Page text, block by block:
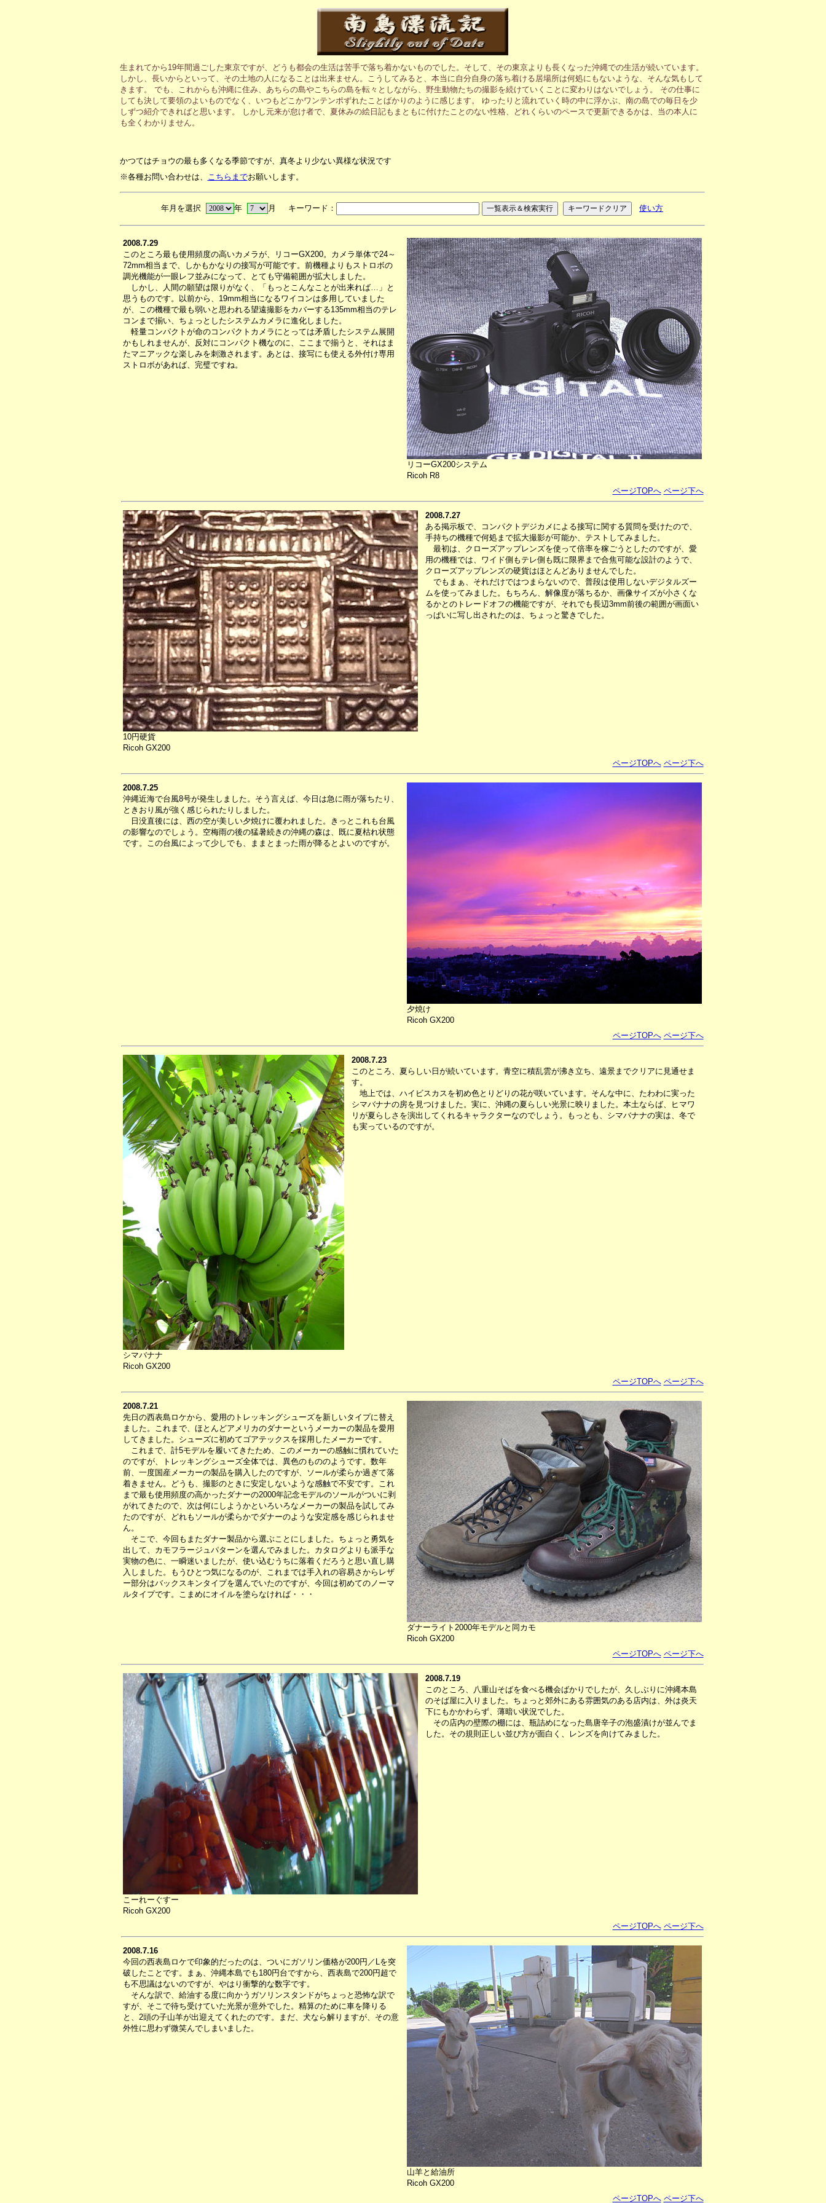
生まれてから19年間過ごした東京ですが、どうも都会の生活は苦手で落ち着かないものでした。そして、その東京よりも長くなった沖縄での生活が続いています。
しかし、長いからといって、その土地の人になることは出来ません。こうしてみると、本当に自分自身の落ち着ける居場所は何処にもないような、そんな気もして
きます。 でも、これからも沖縄に住み、あちらの島やこちらの島を転々としながら、野生動物たちの撮影を続けていくことに変わりはないでしょう。 その仕事に
しても決して要領のよいものでなく、いつもどこかワンテンポずれたことばかりのように感じます。 ゆったりと流れていく時の中に浮かぶ、南の島での毎日を少
しずつ紹介できればと思います。 しかし元来が怠け者で、夏休みの絵日記もまともに付けたことのない性格、どれくらいのペースで更新できるかは、当の本人に
も全くわかりません。
かつてはチョウの最も多くなる季節ですが、真冬より少ない異様な状況です
※各種お問い合わせは、 こちらまでお願いします。
年月を選択 年 月 キーワード： 使い方
2008.7.29
このところ最も使用頻度の高いカメラが、リコーGX200。カメラ単体で24～
72mm相当まで、しかもかなりの接写が可能です。前機種よりもストロボの
調光機能が一眼レフ並みになって、とても守備範囲が拡大しました。
しかし、人間の願望は限りがなく、「もっとこんなことが出来れば…」と
思うものです。以前から、19mm相当になるワイコンは多用していました
が、この機種で最も弱いと思われる望遠撮影をカバーする135mm相当のテレ
コンまで揃い、ちょっとしたシステムカメラに進化しました。
軽量コンパクトが命のコンパクトカメラにとっては矛盾したシステム展開
かもしれませんが、反対にコンパクト機なのに、ここまで揃うと、それはま
たマニアックな楽しみを刺激されます。あとは、接写にも使える外付け専用
ストロボがあれば、完璧ですね。
リコーGX200システム
Ricoh R8
ページTOPへ ページ下へ
10円硬貨
Ricoh GX200
2008.7.27
ある掲示板で、コンパクトデジカメによる接写に関する質問を受けたので、
手持ちの機種で何処まで拡大撮影が可能か、テストしてみました。
最初は、クローズアップレンズを使って倍率を稼ごうとしたのですが、愛
用の機種では、ワイド側もテレ側も既に限界まで合焦可能な設計のようで、
クローズアップレンズの硬貨はほとんどありませんでした。
でもまぁ、それだけではつまらないので、普段は使用しないデジタルズー
ムを使ってみました。もちろん、解像度が落ちるか、画像サイズが小さくな
るかとのトレードオフの機能ですが、それでも長辺3mm前後の範囲が画面い
っぱいに写し出されたのは、ちょっと驚きでした。
ページTOPへ ページ下へ
2008.7.25
沖縄近海で台風8号が発生しました。そう言えば、今日は急に雨が落ちたり、
ときおり風が強く感じられたりしました。
日没直後には、西の空が美しい夕焼けに覆われました。きっとこれも台風
の影響なのでしょう。空梅雨の後の猛暑続きの沖縄の森は、既に夏枯れ状態
です。この台風によって少しでも、ままとまった雨が降るとよいのですが。
夕焼け
Ricoh GX200
ページTOPへ ページ下へ
シマバナナ
Ricoh GX200
2008.7.23
このところ、夏らしい日が続いています。青空に積乱雲が沸き立ち、遠景までクリアに見通せま
す。
地上では、ハイビスカスを初め色とりどりの花が咲いています。そんな中に、たわわに実った
シマバナナの房を見つけました。実に、沖縄の夏らしい光景に映りました。本土ならば、ヒマワ
リが夏らしさを演出してくれるキャラクターなのでしょう。もっとも、シマバナナの実は、冬で
も実っているのですが。
ページTOPへ ページ下へ
2008.7.21
先日の西表島ロケから、愛用のトレッキングシューズを新しいタイプに替え
ました。これまで、ほとんどアメリカのダナーというメーカーの製品を愛用
してきました。シューズに初めてゴアテックスを採用したメーカーです。
これまで、計5モデルを履いてきたため、このメーカーの感触に慣れていた
のですが、トレッキングシューズ全体では、異色のもののようです。数年
前、一度国産メーカーの製品を購入したのですが、ソールが柔らか過ぎて落
着きません。どうも、撮影のときに安定しないような感触で不安です。これ
まで最も使用頻度の高かったダナーの2000年記念モデルのソールがついに剥
がれてきたので、次は何にしようかといろいろなメーカーの製品を試してみ
たのですが、どれもソールが柔らかでダナーのような安定感を感じられませ
ん。
そこで、今回もまたダナー製品から選ぶことにしました。ちょっと勇気を
出して、カモフラージュパターンを選んでみました。カタログよりも派手な
実物の色に、一瞬迷いましたが、使い込むうちに落着くだろうと思い直し購
入しました。もうひとつ気になるのが、これまでは手入れの容易さからレザ
ー部分はバックスキンタイプを選んでいたのですが、今回は初めてのノーマ
ルタイプです。こまめにオイルを塗らなければ・・・
ダナーライト2000年モデルと同カモ
Ricoh GX200
ページTOPへ ページ下へ
こーれーぐすー
Ricoh GX200
2008.7.19
このところ、八重山そばを食べる機会ばかりでしたが、久しぶりに沖縄本島
のそば屋に入りました。ちょっと郊外にある雰囲気のある店内は、外は炎天
下にもかかわらず、薄暗い状況でした。
その店内の壁際の棚には、瓶詰めになった島唐辛子の泡盛漬けが並んでま
した。その規則正しい並び方が面白く、レンズを向けてみました。
ページTOPへ ページ下へ
2008.7.16
今回の西表島ロケで印象的だったのは、ついにガソリン価格が200円／Lを突
破したことです。まぁ、沖縄本島でも180円台ですから、西表島で200円超で
も不思議はないのですが、やはり衝撃的な数字です。
そんな訳で、給油する度に向かうガソリンスタンドがちょっと恐怖な訳で
すが、そこで待ち受けていた光景が意外でした。精算のために車を降りる
と、2頭の子山羊が出迎えてくれたのです。まだ、犬なら解りますが、その意
外性に思わず微笑んでしまいました。
山羊と給油所
Ricoh GX200
ページTOPへ ページ下へ